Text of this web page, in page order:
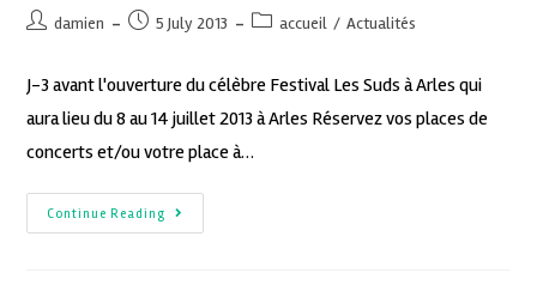
damien 5 July 2013 accueil / Actualités
J-3 avant l'ouverture du célèbre Festival Les Suds à Arles qui
aura lieu du 8 au 14 juillet 2013 à Arles Réservez vos places de
concerts et/ou votre place à…
Continue Reading